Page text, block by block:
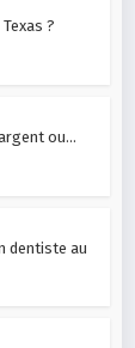
?
ou...
dentiste au